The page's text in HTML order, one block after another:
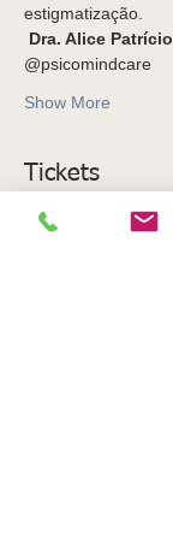
estigmatização.
Dra. Alice Patrício
@psicomindcare
Show More
Tickets